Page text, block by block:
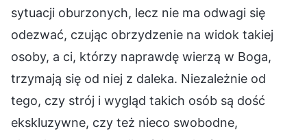
sytuacji oburzonych, lecz nie ma odwagi się
odezwać, czując obrzydzenie na widok takiej
osoby, a ci, którzy naprawdę wierzą w Boga,
trzymają się od niej z daleka. Niezależnie od
tego, czy strój i wygląd takich osób są dość
ekskluzywne, czy też nieco swobodne,